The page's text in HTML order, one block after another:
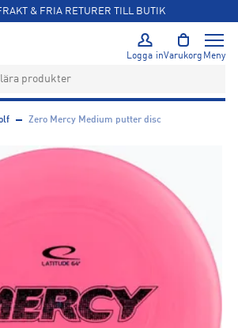
& FRIA RETURER TILL BUTIK
Logga inVarukorg Meny
Zero Mercy Medium putter disc